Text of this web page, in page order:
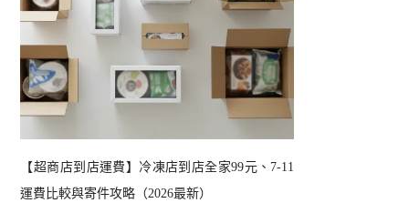
【超商店到店運費】冷凍店到店全家99元、7-11
運費比較與寄件攻略（2026最新）